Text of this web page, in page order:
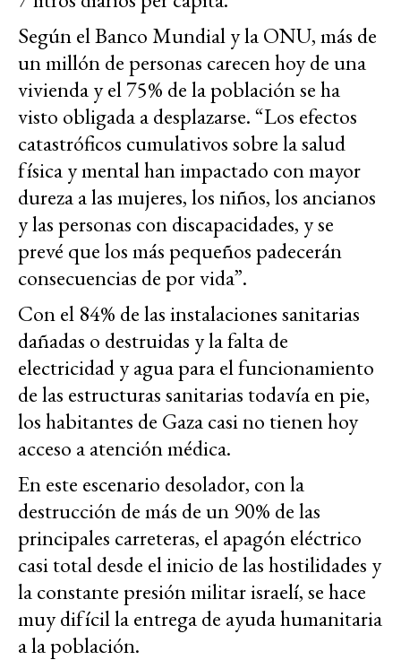
Según el Banco Mundial y la ONU, más de
un millón de personas carecen hoy de una
vivienda y el 75% de la población se ha
visto obligada a desplazarse. “Los efectos
catastróficos cumulativos sobre la salud
física y mental han impactado con mayor
dureza a las mujeres, los niños, los ancianos
y las personas con discapacidades, y se
prevé que los más pequeños padecerán
consecuencias de por vida”.
Con el 84% de las instalaciones sanitarias
dañadas o destruidas y la falta de
electricidad y agua para el funcionamiento
de las estructuras sanitarias todavía en pie,
los habitantes de Gaza casi no tienen hoy
acceso a atención médica.
En este escenario desolador, con la
destrucción de más de un 90% de las
principales carreteras, el apagón eléctrico
casi total desde el inicio de las hostilidades y
la constante presión militar israelí, se hace
muy difícil la entrega de ayuda humanitaria
a la población.